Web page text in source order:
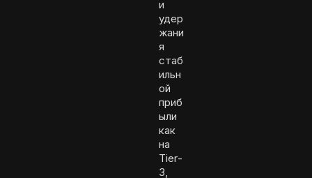
и
удер
жани
я
стаб
ильн
ой
приб
ыли
как
на
Tier-
3,